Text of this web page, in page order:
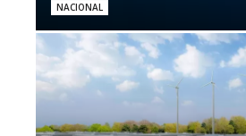
NACIONAL